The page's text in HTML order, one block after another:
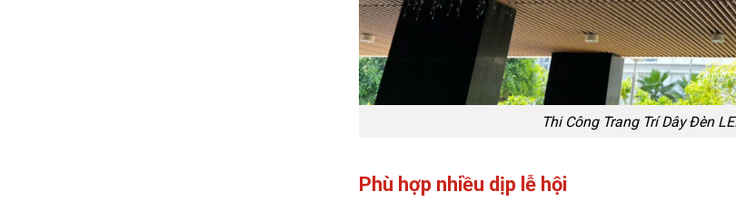
Thi Công Trang Trí Dây Đèn
Phù hợp nhiều dịp lễ hội